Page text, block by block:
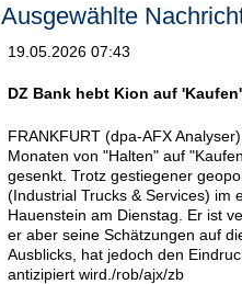
Ausgewählte
19.05.2026 07:43
DZ Bank hebt Kion auf
FRANKFURT (dpa-AFX
Monaten von "Halten" auf
gesenkt. Trotz gestiegener
(Industrial Trucks & Services) im
Hauenstein am Dienstag. Er ist
er aber seine Schätzungen auf
Ausblicks, hat jedoch den
antizipiert wird./rob/ajx/zb